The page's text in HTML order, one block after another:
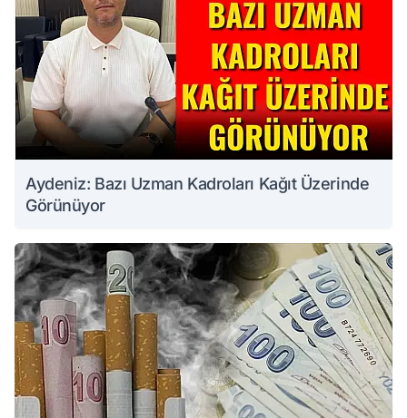
Aydeniz: Bazı Uzman Kadroları Kağıt Üzerinde
Görünüyor